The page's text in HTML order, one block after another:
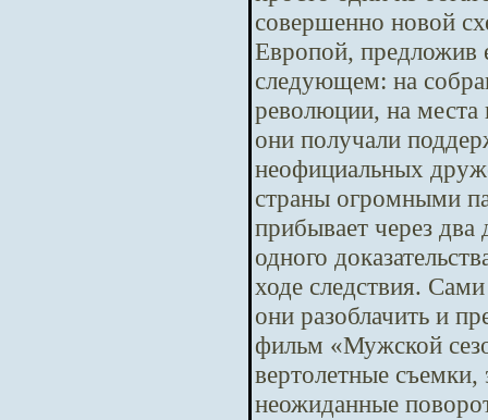
совершенно новой
Европой, предложив
следующем: на
революции, на места
они получали
неофициальных
страны огромными
прибывает через
одного
ходе следствия.
они разоблачить и
фильм «Мужской
вертолетные
неожиданные